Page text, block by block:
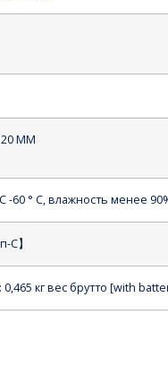
ММ
-60 ° C, влажность менее
C】
0,465 кг вес брутто [with